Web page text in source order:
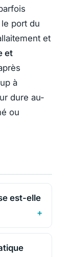
port du
et
et
à
dure au-
ou
est-elle